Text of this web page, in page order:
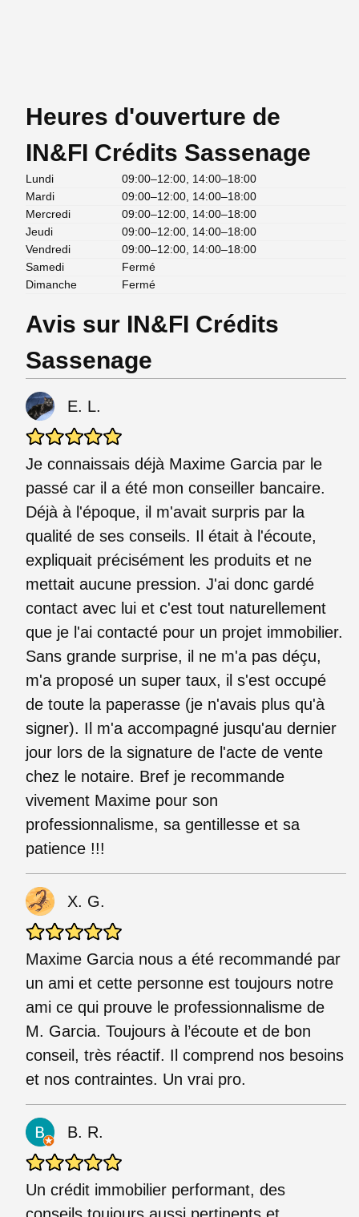
Heures d'ouverture de
IN&FI Crédits Sassenage
Lundi
09:00–12:00, 14:00–18:00
Mardi
09:00–12:00, 14:00–18:00
Mercredi
09:00–12:00, 14:00–18:00
Jeudi
09:00–12:00, 14:00–18:00
Vendredi
09:00–12:00, 14:00–18:00
Samedi
Fermé
Dimanche
Fermé
Avis sur IN&FI Crédits
Sassenage
E. L.
Je connaissais déjà Maxime Garcia par le
passé car il a été mon conseiller bancaire.
Déjà à l'époque, il m'avait surpris par la
qualité de ses conseils. Il était à l'écoute,
expliquait précisément les produits et ne
mettait aucune pression. J'ai donc gardé
contact avec lui et c'est tout naturellement
que je l'ai contacté pour un projet immobilier.
Sans grande surprise, il ne m'a pas déçu,
m'a proposé un super taux, il s'est occupé
de toute la paperasse (je n'avais plus qu'à
signer). Il m'a accompagné jusqu'au dernier
jour lors de la signature de l'acte de vente
chez le notaire. Bref je recommande
vivement Maxime pour son
professionnalisme, sa gentillesse et sa
patience !!!
X. G.
Maxime Garcia nous a été recommandé par
un ami et cette personne est toujours notre
ami ce qui prouve le professionnalisme de
M. Garcia. Toujours à l’écoute et de bon
conseil, très réactif. Il comprend nos besoins
et nos contraintes. Un vrai pro.
B. R.
Un crédit immobilier performant, des